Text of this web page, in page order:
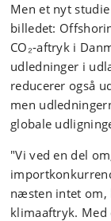
Men et nyt
billedet:
CO₂‑aftryk i
udledninger i
reducerer også
men
globale
"Vi ved en del
næsten intet om,
klimaaftryk.